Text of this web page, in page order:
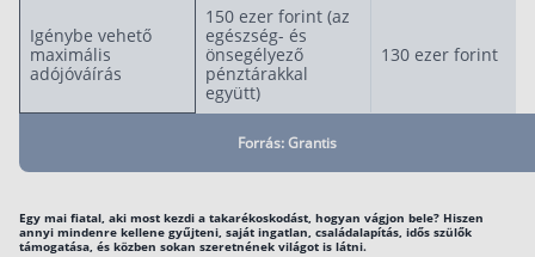
Szabad felhasználású hitel
Lakáshitel
Hitelkiváltás
Babaváró hitel
Vagyonbiztosítások
Igénybe vehető
maximális
adójóváírás
150 ezer forint (az
egészség- és
önsegélyező
pénztárakkal
együtt)
130 ezer forint
Forrás: Grantis
Egy mai fiatal, aki most kezdi a takarékoskodást, hogyan vágjon bele? Hiszen
annyi mindenre kellene gyűjteni, saját ingatlan, családalapítás, idős szülők
támogatása, és közben sokan szeretnének világot is látni.